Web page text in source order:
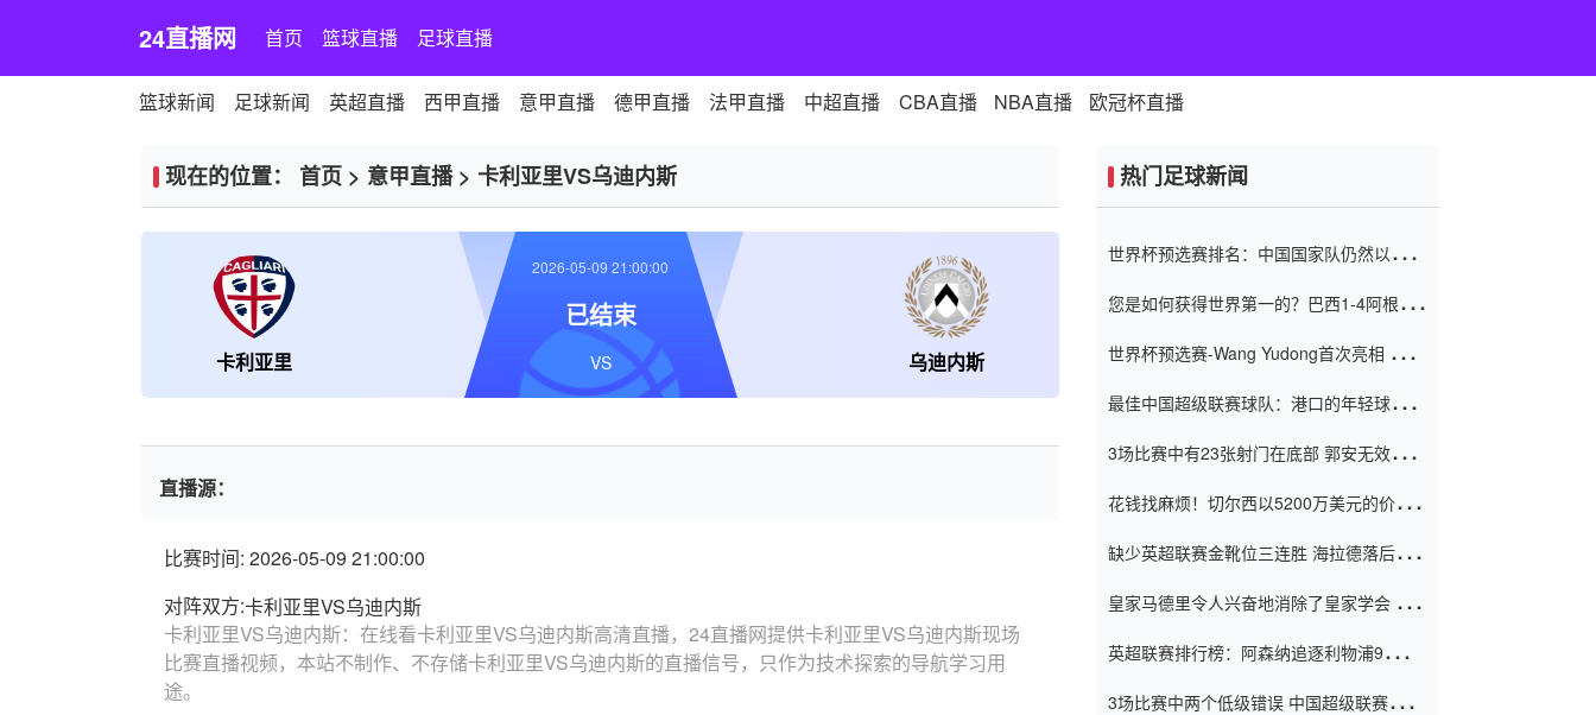
24直播网 首页 篮球直播 足球直播
篮球新闻 足球新闻 英超直播 西甲直播 意甲直播 德甲直播 法甲直播 中超直播 CBA直播 NBA直播 欧冠杯直播
现在的位置： 首页 > 意甲直播> 卡利亚里VS乌迪内斯
卡利亚里 乌迪内斯
2026-05-09 21:00:00
已结束
VS
直播源：
比赛时间: 2026-05-09 21:00:00
对阵双方:卡利亚里VS乌迪内斯
卡利亚里VS乌迪内斯：在线看卡利亚里VS乌迪内斯高清直播，24直播网提供卡利亚里VS乌迪内斯现场
比赛直播视频，本站不制作、不存储卡利亚里VS乌迪内斯的直播信号，只作为技术探索的导航学习用
途。
热门足球新闻
世界杯预选赛排名：中国国家队仍然以6分
您是如何获得世界第一的？巴西1-4阿根
世界杯预选赛-Wang Yudong首次亮相 中国
最佳中国超级联赛球队：港口的年轻球员在
（Taishan）
3场比赛中有23张射门在底部 郭安无效传球
花钱找麻烦！切尔西以5200万美元的价格
窗口
缺少英超联赛金靴位三连胜 海拉德落后6球
皇家马德里令人兴奋地消除了皇家学会 安
英超联赛排行榜：阿森纳追逐利物浦9分 曼
3场比赛中两个低级错误 中国超级联赛的前